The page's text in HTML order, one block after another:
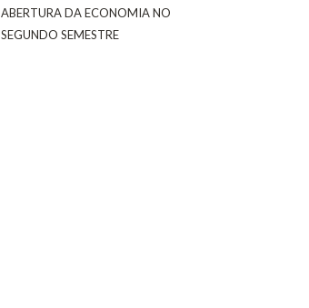
ABERTURA DA ECONOMIA NO
SEGUNDO SEMESTRE